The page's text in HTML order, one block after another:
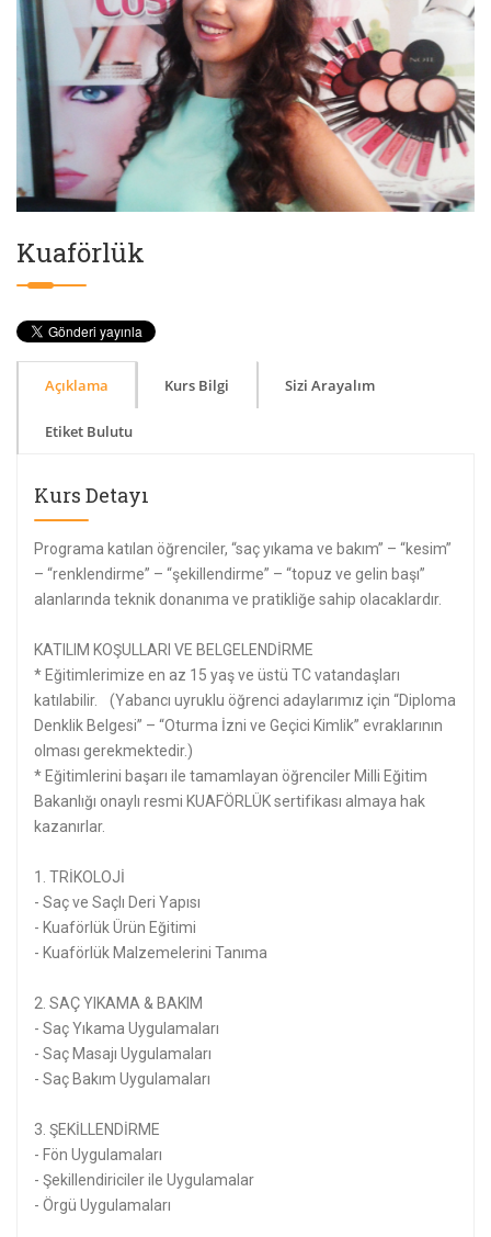
Kuaförlük
Açıklama Kurs Bilgi Sizi Arayalım
Etiket Bulutu
Kurs Detayı
Programa katılan öğrenciler, “saç yıkama ve bakım” – “kesim”
– “renklendirme” – “şekillendirme” – “topuz ve gelin başı”
alanlarında teknik donanıma ve pratikliğe sahip olacaklardır.
KATILIM KOŞULLARI VE BELGELENDİRME
* Eğitimlerimize en az 15 yaş ve üstü TC vatandaşları
katılabilir. (Yabancı uyruklu öğrenci adaylarımız için “Diploma
Denklik Belgesi” – “Oturma İzni ve Geçici Kimlik” evraklarının
olması gerekmektedir.)
* Eğitimlerini başarı ile tamamlayan öğrenciler Milli Eğitim
Bakanlığı onaylı resmi KUAFÖRLÜK sertifikası almaya hak
kazanırlar.
1. TRİKOLOJİ
- Saç ve Saçlı Deri Yapısı
- Kuaförlük Ürün Eğitimi
- Kuaförlük Malzemelerini Tanıma
2. SAÇ YIKAMA & BAKIM
- Saç Yıkama Uygulamaları
- Saç Masajı Uygulamaları
- Saç Bakım Uygulamaları
3. ŞEKİLLENDİRME
- Fön Uygulamaları
- Şekillendiriciler ile Uygulamalar
- Örgü Uygulamaları